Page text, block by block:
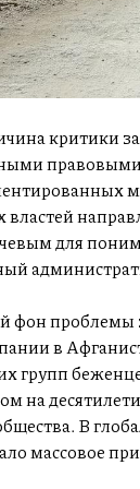
критики
правовыми
властей
для
фон проблемы
в
групп
на
В
массовое